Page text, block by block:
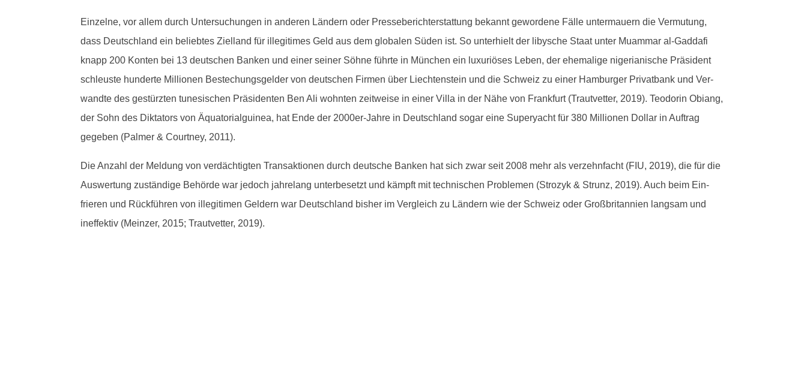
Einzelne, vor allem durch Unter­suchun­gen in anderen Län­dern oder Presse­berichter­stat­tung bekan­nt gewor­dene Fälle unter­mauern die Ver­mu­tung,
dass Deutsch­land ein beliebtes Ziel­land für ille­git­imes Geld aus dem glob­alen Süden ist. So unter­hielt der libysche Staat unter Muam­mar al-Gaddafi
knapp 200 Kon­ten bei 13 deutschen Banken und ein­er sein­er Söhne führte in München ein lux­u­riös­es Leben, der ehe­ma­lige nige­ri­an­is­che Präsi­dent
schleuste hun­derte Mil­lio­nen Bestechungs­gelder von deutschen Fir­men über Liecht­en­stein und die Schweiz zu ein­er Ham­burg­er Pri­vat­bank und Ver­
wandte des gestürzten tune­sis­chen Präsi­den­ten Ben Ali wohn­ten zeitweise in ein­er Vil­la in der Nähe von Frank­furt (Trautvet­ter, 2019). Teodor­in Obiang,
der Sohn des Dik­ta­tors von Äqua­to­ri­al­guinea, hat Ende der 2000er-Jahre in Deutsch­land sog­ar eine Supery­acht für 380 Mil­lio­nen Dol­lar in Auf­trag
gegeben (Palmer & Court­ney, 2011).
Die Anzahl der Mel­dung von verdächtigten Transak­tio­nen durch deutsche Banken hat sich zwar seit 2008 mehr als verzehn­facht (FIU, 2019), die für die
Auswer­tung zuständi­ge Behörde war jedoch jahre­lang unterbe­set­zt und kämpft mit tech­nis­chen Prob­le­men (Strozyk & Strunz, 2019). Auch beim Ein­
frieren und Rück­führen von ille­git­i­men Geldern war Deutsch­land bish­er im Ver­gle­ich zu Län­dern wie der Schweiz oder Großbri­tan­nien langsam und
inef­fek­tiv (Meinz­er, 2015; Trautvet­ter, 2019).